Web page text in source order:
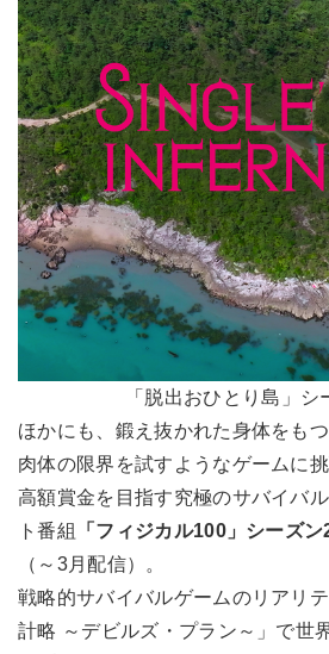
「脱出おひとり島」
ほかにも、鍛え抜かれた身体をも
肉体の限界を試すようなゲームに
高額賞金を目指す究極のサバイバ
ト番組
「フィジカル100」シーズ
（～3月配信）。
戦略的サバイバルゲームのリアリ
計略 ～デビルズ・プラン～」で世